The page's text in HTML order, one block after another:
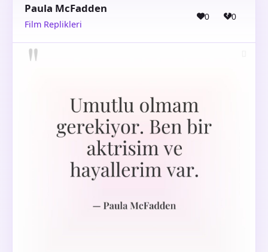
Paula McFadden
Film Replikleri
0 0